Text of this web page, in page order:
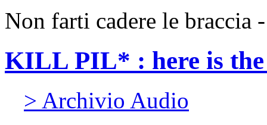
Non farti cadere le braccia
KILL PIL* : here is
> Archivio Audio